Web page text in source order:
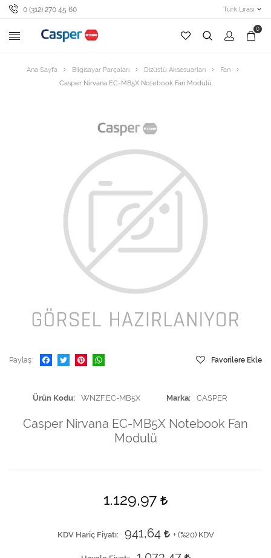
0 (312) 270 45 60 Türk Lirası
0
Ana Sayfa Bilgisayar Parçaları Dizüstü Aksesuarları
Fan
Casper Nirvana EC-MB5X Notebook Fan Modulü
Paylaş Favorilere Ekle
Ürün Kodu WNZF.EC-MB5X Marka CASPER
Casper Nirvana EC-MB5X Notebook Fan
Modulü
1.129,97
KDV Hariç Fiyatı 941,64 + (%20) KDV